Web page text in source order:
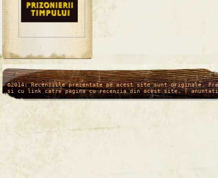
/* */
©2014: Recenziile prezentate pe acest site sunt originale.
si cu link catre pagina cu recenzia din acest site. (